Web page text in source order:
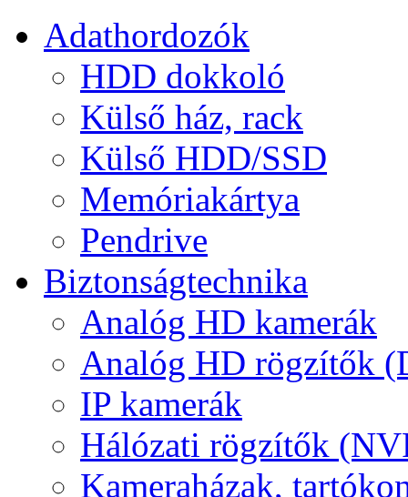
Adathordozók
HDD dokkoló
Külső ház, rack
Külső HDD/SSD
Memóriakártya
Pendrive
Biztonságtechnika
Analóg HD kamerák
Analóg HD rögzítők
IP kamerák
Hálózati rögzítők
Kameraházak,